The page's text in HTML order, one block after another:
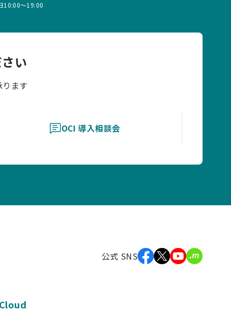
10:00〜19:00
い
ます
OCI 導入相談会
公式 SNS